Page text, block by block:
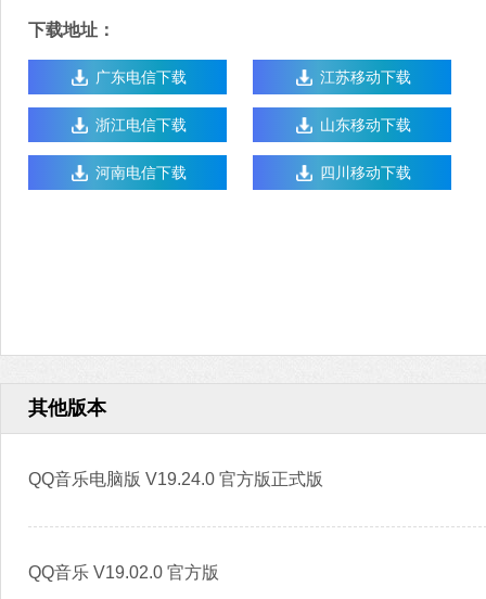
下载地址：
广东电信下载 江苏移动下载
浙江电信下载 山东移动下载
河南电信下载 四川移动下载
其他版本
QQ音乐电脑版 V19.24.0 官方版正式版
QQ音乐 V19.02.0 官方版